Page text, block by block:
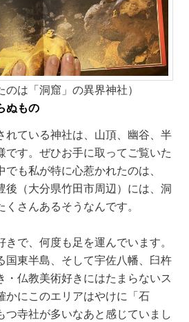
のは「洞窟」の異界神社）
ぬもの
れている神社は、山頂、幽谷、半
す。ぜひお手に取ってご覧いた
も私が特に心惹かれたのは、
後（大分県竹田市周辺）には、洞
さんあるそうなんです。
で、何度も足を運んでいます。
国東半島、そして宇佐八幡、臼杵
仏教美術好きにはたまらないス
かにこのエリアはやけに「石
つ寺社が多いなあと感じていまし